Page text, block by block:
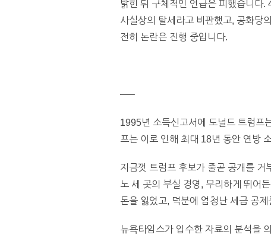
밝힌 뒤 구체적인 언급은 피했습니다
사실상의 탈세라고 비판했고, 공화당
전히 논란은 진행 중입니다.
—–
1995년 소득신고서에 도널드 트럼프
프는 이로 인해 최대 18년 동안 연방
지금껏 트럼프 후보가 줄곧 공개를 거
노 세 곳의 부실 경영, 무리하게 뛰어
돈을 잃었고, 덕분에 엄청난 세금 공제
뉴욕타임스가 입수한 자료의 분석을